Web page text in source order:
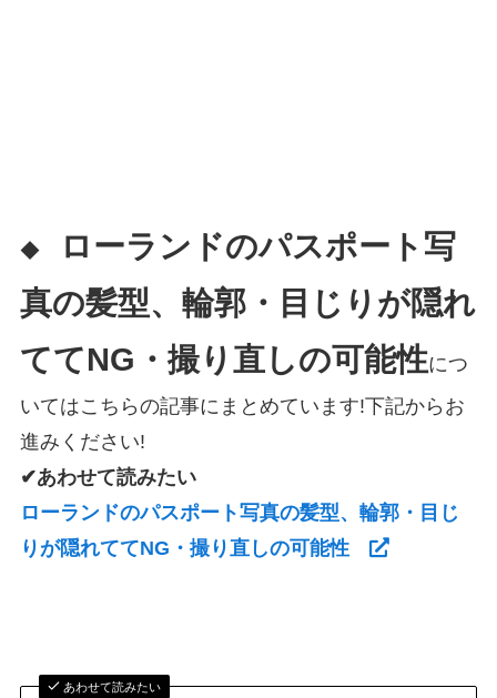
◆
ローランドのパスポート写
真の髪型、輪郭・目じりが隠れ
ててNG・撮り直しの可能性につ
いてはこちらの記事にまとめています!下記からお
進みください!
✔あわせて読みたい
ローランドのパスポート写真の髪型、輪郭・目じ
りが隠れててNG・撮り直しの可能性
あわせて読みたい